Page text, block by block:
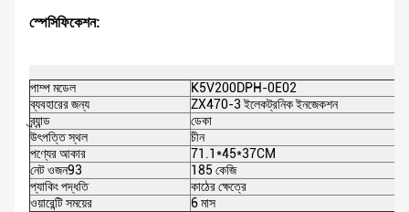
স্পেসিফিকেশন:
পাম্প মডেল
K5V200DPH-0E02
ব্যবহারের জন্য
ZX470-3 ইলেকট্রনিক ইনজেকশন
ব্র্যান্ড
ডেকা
উৎপত্তি স্থল
চীন
পণ্যের আকার
71.1*45*37CM
নেট ওজন93
185 কেজি
প্যাকিং পদ্ধতি
কাঠের ক্ষেত্রে
ওয়ারেন্টি সময়ের
6 মাস